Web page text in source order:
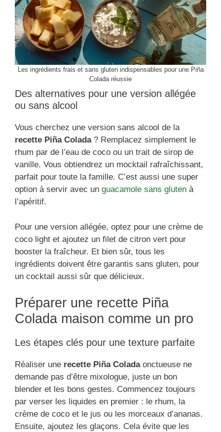
Les ingrédients frais et sans gluten indispensables pour une Piña
Colada réussie
Des alternatives pour une version allégée
ou sans alcool
Vous cherchez une version sans alcool de la
recette Piña Colada? Remplacez simplement le
rhum par de l’eau de coco ou un trait de sirop de
vanille. Vous obtiendrez un mocktail rafraîchissant,
parfait pour toute la famille. C’est aussi une super
option à servir avec un guacamole sans gluten à
l’apéritif.
Pour une version allégée, optez pour une crème de
coco light et ajoutez un filet de citron vert pour
booster la fraîcheur. Et bien sûr, tous les
ingrédients doivent être garantis sans gluten, pour
un cocktail aussi sûr que délicieux.
Préparer une recette Piña
Colada maison comme un pro
Les étapes clés pour une texture parfaite
Réaliser une recette Piña Coladaonctueuse ne
demande pas d’être mixologue, juste un bon
blender et les bons gestes. Commencez toujours
par verser les liquides en premier : le rhum, la
crème de coco et le jus ou les morceaux d’ananas.
Ensuite, ajoutez les glaçons. Cela évite que les